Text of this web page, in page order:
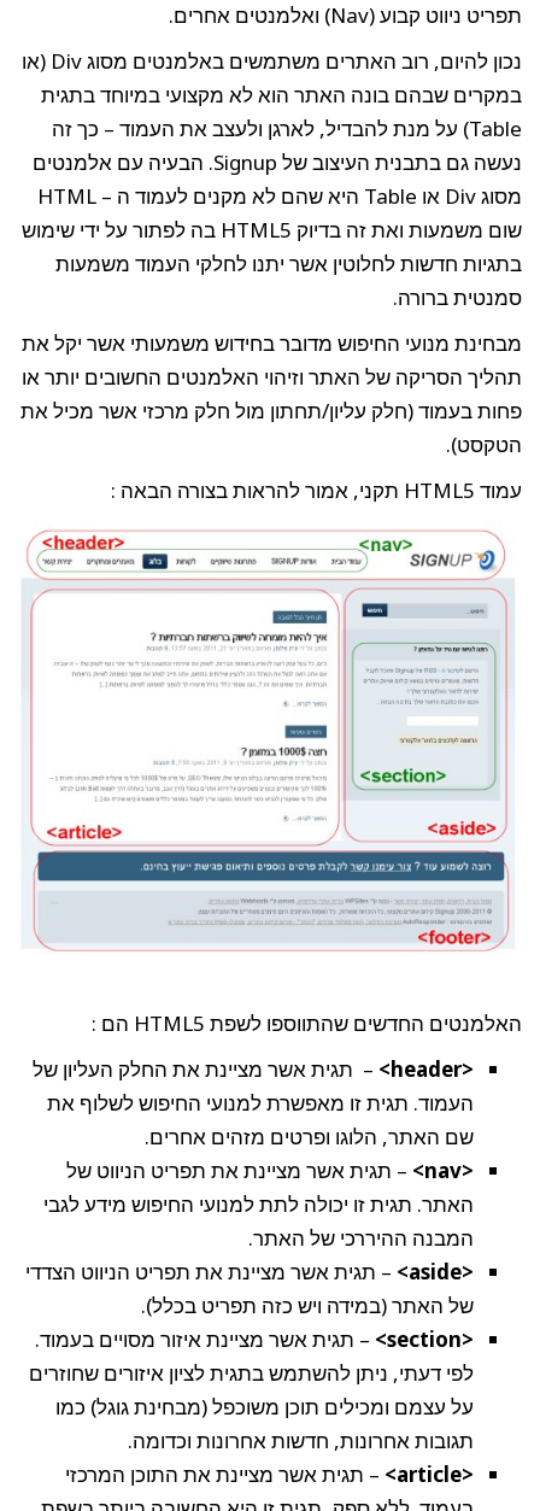
תפריט ניווט קבוע (Nav) ואלמנטים אחרים.
נכון להיום, רוב האתרים משתמשים באלמנטים מסוג Div (או
במקרים שבהם בונה האתר הוא לא מקצועי במיוחד בתגית
Table) על מנת להבדיל, לארגן ולעצב את העמוד – כך זה
נעשה גם בתבנית העיצוב של Signup. הבעיה עם אלמנטים
מסוג Div או Table היא שהם לא מקנים לעמוד ה – HTML
שום משמעות ואת זה בדיוק HTML5 בה לפתור על ידי שימוש
בתגיות חדשות לחלוטין אשר יתנו לחלקי העמוד משמעות
סמנטית ברורה.
מבחינת מנועי החיפוש מדובר בחידוש משמעותי אשר יקל את
תהליך הסריקה של האתר וזיהוי האלמנטים החשובים יותר או
פחות בעמוד (חלק עליון/תחתון מול חלק מרכזי אשר מכיל את
הטקסט).
עמוד HTML5 תקני, אמור להראות בצורה הבאה :
האלמנטים החדשים שהתווספו לשפת HTML5 הם :
<header>
– תגית אשר מציינת את החלק העליון של
העמוד. תגית זו מאפשרת למנועי החיפוש לשלוף את
שם האתר, הלוגו ופרטים מזהים אחרים.
<nav>
– תגית אשר מציינת את תפריט הניווט של
האתר. תגית זו יכולה לתת למנועי החיפוש מידע לגבי
המבנה ההיררכי של האתר.
<aside>
– תגית אשר מציינת את תפריט הניווט הצדדי
של האתר (במידה ויש כזה תפריט בכלל).
<section>
– תגית אשר מציינת איזור מסויים בעמוד.
לפי דעתי, ניתן להשתמש בתגית לציון איזורים שחוזרים
על עצמם ומכילים תוכן משוכפל (מבחינת גוגל) כמו
תגובות אחרונות, חדשות אחרונות וכדומה.
<article>
– תגית אשר מציינת את התוכן המרכזי